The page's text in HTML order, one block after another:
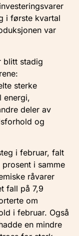
i første kvartal
var
blitt stadig
sterke
energi,
deler av
og
i februar, falt
i samme
råvarer
fall på 7,9
om
i februar. Også
en mindre